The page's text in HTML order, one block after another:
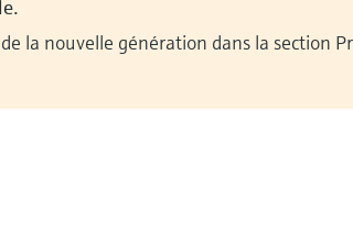
la nouvelle génération dans la section